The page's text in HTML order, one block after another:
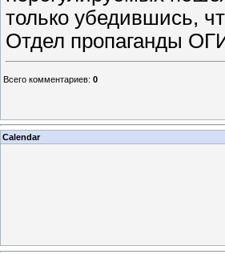
только убедившись,
Отдел пропаганды
Всего комментариев: 0
Calendar